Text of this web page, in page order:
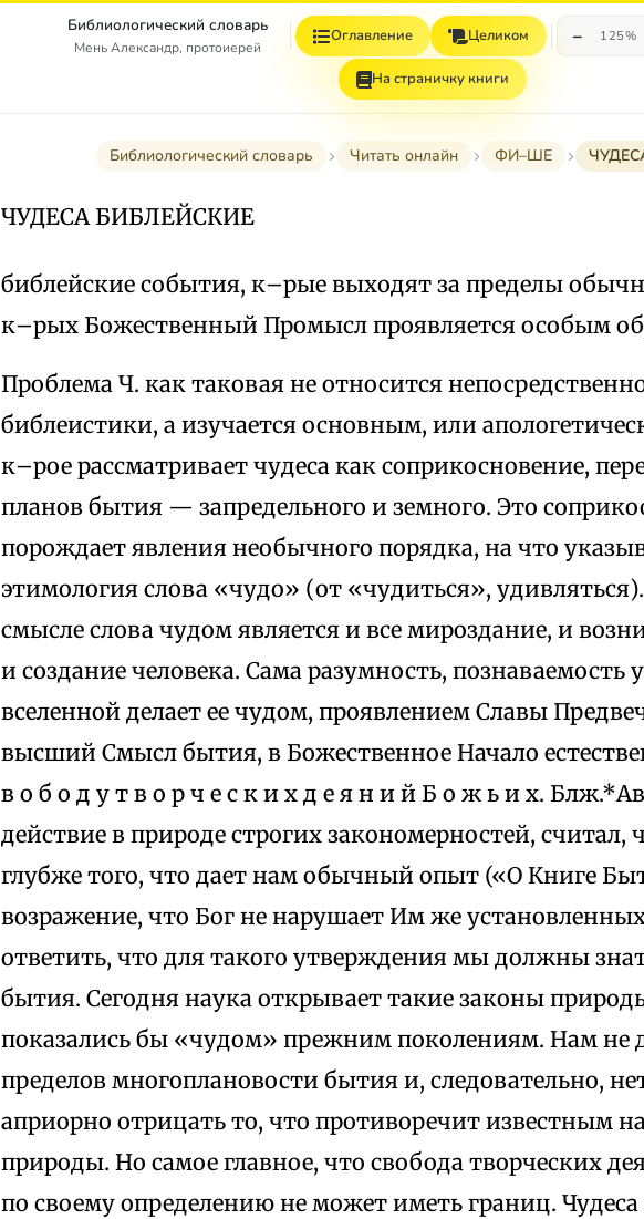
Библиологический словарь
Мень Александр, протоиерей
Оглавление Целиком − 125%
На страничку книги
Библиологический словарь Читать онлайн ФИ–ШЕ
ЧУДЕСА БИБЛЕЙСКИЕ
библейские события, к–рые выходят за пределы
к–рых Божественный Промысл проявляется особым
Проблема Ч. как таковая не относится
библеистики, а изучается основным, или
к–рое рассматривает чудеса как соприкосновение,
планов бытия — запредельного и земного. Это
порождает явления необычного порядка, на что
этимология слова «чудо» (от «чудиться»,
смысле слова чудом является и все мироздание, и
и создание человека. Сама разумность, познаваемость
вселенной делает ее чудом, проявлением Славы
высший Смысл бытия, в Божественное Начало
в о б о д у т в о р ч е с к и х д е я н и й Б о ж ь и х.
действие в природе строгих закономерностей,
глубже того, что дает нам обычный опыт («О Книге
возражение, что Бог не нарушает Им же
ответить, что для такого утверждения мы должны
бытия. Сегодня наука открывает такие законы
показались бы «чудом» прежним поколениям. Нам не
пределов многоплановости бытия и, следовательно,
априорно отрицать то, что противоречит известным
природы. Но самое главное, что свобода творческих
по своему определению не может иметь границ.